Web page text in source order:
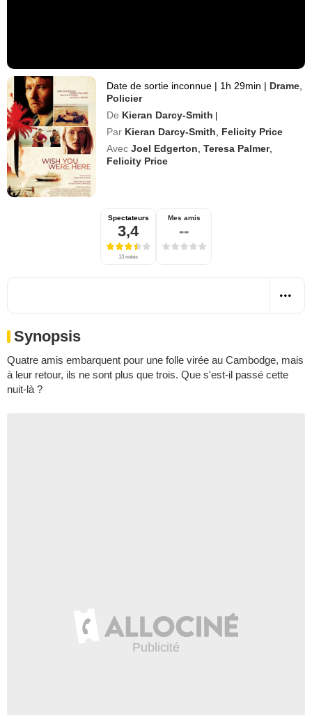
Date de sortie inconnue | 1h 29min | Drame
Policier
De Kieran Darcy-Smith |
Par Kieran Darcy-Smith
Felicity Price
Avec Joel Edgerton ,Teresa Palmer,
Felicity Price
Spectateurs
3,4
13 notes
Mes amis
--
Synopsis
Quatre amis embarquent pour une folle virée au Cambodge, mais
à leur retour, ils ne sont plus que trois. Que s'est-il passé cette
nuit-là ?